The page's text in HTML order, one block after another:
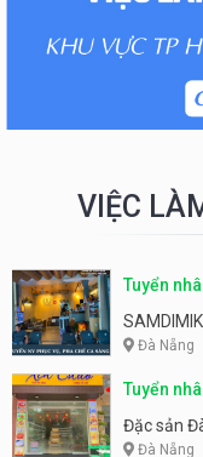
VIỆC
Tuyển
Đà Nẵng
Tuyển
Nẵng
Đặc sản
Đà Nẵng